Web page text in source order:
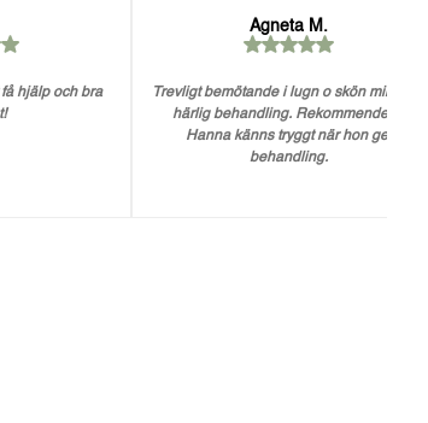
hjälp och bra
Agneta M.
Trevligt bemötande i lugn o skön miljö. En
härlig behandling. Rekommenderar
Hanna känns tryggt när hon ger
behandling.